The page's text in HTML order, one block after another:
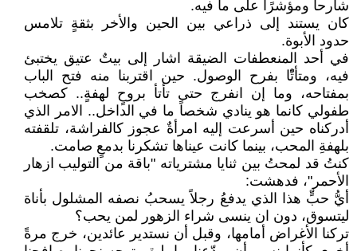
شارحا ومؤشرًا على ما فيه.
كان يستند إلى ذراعي بين الحين والأخر بثقةٍ تلامس
حدود الأبوة.
في أحد المنعطفات الضيقة اشار إلى بيتٌ عتيق يختبئ
فيه، ومتأتًْا بفرح الوصول. حين اقتربنا منه فتح الباب
بمفتاحه، وما إن انفرج حتى تأتأ بروحٍ لهفةٍ.. كصخب
طفولي كانما هو ينادي شخصاً ما في الداخل.. الامر الذي
أدركناه حين أسرعت إليه امرأةٌ عجوز كالفراشة، تلقفته
بلهفةِ المحب، بينما كانت عيناها تشكرنا بدمعٍ صامت.
كنتُ قد لمحتُ بين ثنايا مشترياته "باقة من التوليب ازهار
الأحمر"، فدهشت:
أيُّ حبٍّ هذا الذي يدفعُ رجلاً يسحبُ نصفه المشلول بأناة
ليتسوق، دون ان ينسى شراء الزهور لمن يحب؟
تركنا الأغراض أمامها، وقبل أن نستدير عائدين، خرج مرةً